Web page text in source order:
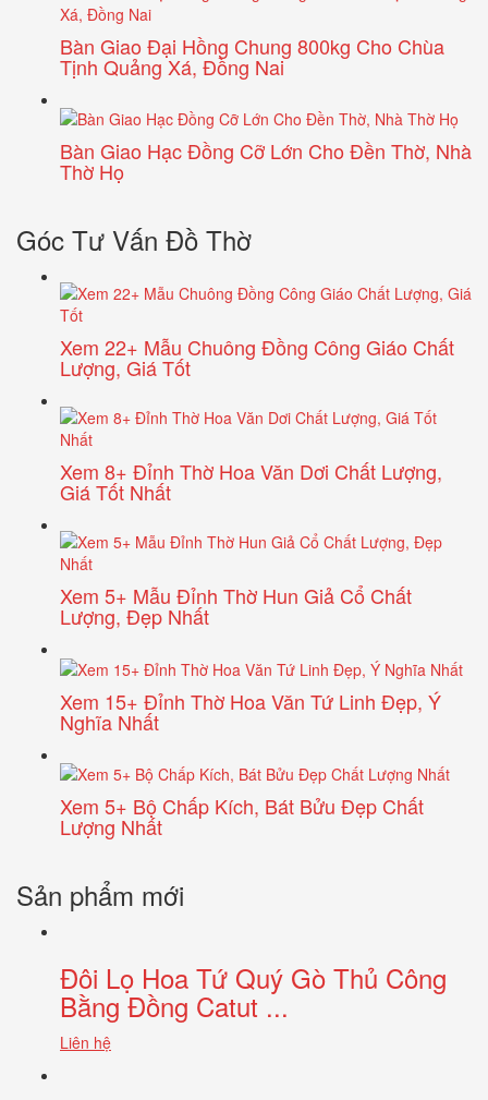
Bàn Giao Đại Hồng Chung 800kg Cho Chùa
Tịnh Quảng Xá, Đồng Nai
Bàn Giao Hạc Đồng Cỡ Lớn Cho Đền Thờ, Nhà
Thờ Họ
Góc Tư Vấn Đồ Thờ
Xem 22+ Mẫu Chuông Đồng Công Giáo Chất
Lượng, Giá Tốt
Xem 8+ Đỉnh Thờ Hoa Văn Dơi Chất Lượng,
Giá Tốt Nhất
Xem 5+ Mẫu Đỉnh Thờ Hun Giả Cổ Chất
Lượng, Đẹp Nhất
Xem 15+ Đỉnh Thờ Hoa Văn Tứ Linh Đẹp, Ý
Nghĩa Nhất
Xem 5+ Bộ Chấp Kích, Bát Bửu Đẹp Chất
Lượng Nhất
Sản phẩm mới
Đôi Lọ Hoa Tứ Quý Gò Thủ Công
Bằng Đồng Catut ...
Liên hệ